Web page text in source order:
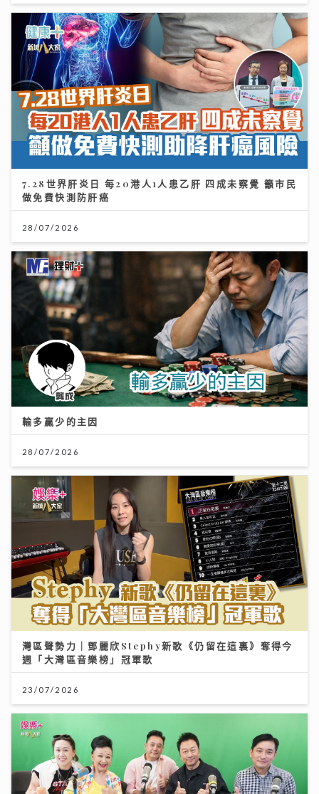
7.28世界肝炎日 每20港人1人患乙肝 四成未察覺 籲市民
做免費快測防肝癌
28/07/2026
輸多贏少的主因
28/07/2026
灣區聲勢力｜鄧麗欣Stephy新歌《仍留在這裏》奪得今
週「大灣區音樂榜」冠軍歌
23/07/2026